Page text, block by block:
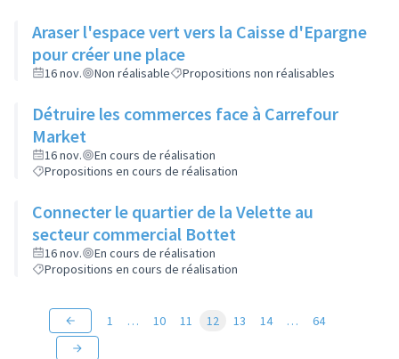
Araser l'espace vert vers la Caisse d'Epargne
pour créer une place
16 nov. Non réalisable Propositions non réalisables
Détruire les commerces face à Carrefour
Market
16 nov.
En cours de réalisation
Propositions en cours de réalisation
Connecter le quartier de la Velette au
secteur commercial Bottet
16 nov.
En cours de réalisation
Propositions en cours de réalisation
1 … 10 11 12 13 14 … 64